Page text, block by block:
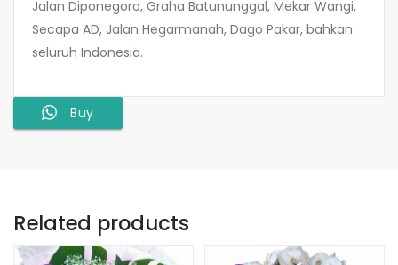
Jalan Diponegoro, Graha Batununggal, Mekar Wangi,
Secapa AD, Jalan Hegarmanah, Dago Pakar, bahkan
seluruh Indonesia.
Buy
Related products